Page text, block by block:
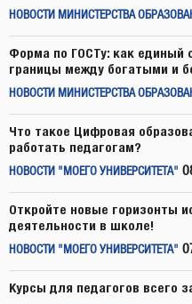
НОВОСТИ МИНИСТЕРСТВА
Форма по ГОСТу: как единый
границы между богатыми и
НОВОСТИ МИНИСТЕРСТВА
Что такое Цифровая
работать педагогам?
НОВОСТИ "МОЕГО УНИВЕРСИТЕТА"
Откройте новые горизонты
деятельности в школе!
НОВОСТИ "МОЕГО УНИВЕРСИТЕТА"
Курсы для педагогов всего